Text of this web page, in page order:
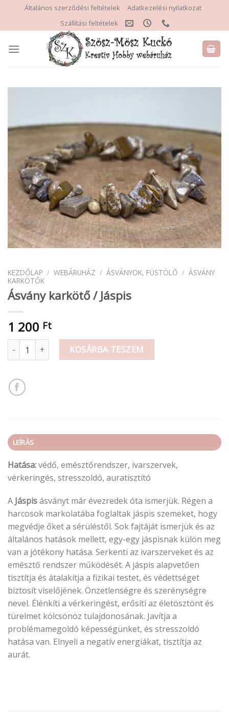
content
Általános szerződési feltételek
Adatkezelési nyilatkozat
Szállítási feltételek
KEZDŐLAP / WEBÁRUHÁZ / ÁSVÁNYOK, FÜSTÖLŐ / ÁSVÁNY
KARKÖTŐK
Ásvány karkötő / Jáspis
1 200 Ft
Ásvány karkötő / Jáspis mennyiség
KOSÁRBA TESZEM
LEÍRÁS
Hatása:védő, emésztőrendszer, ivarszervek,
vérkeringés, stresszoldó, auratisztító
A Jáspisásványt már évezredek óta ismerjük. Régen a
harcosok markolatába foglaltak jáspis szemeket, hogy
megvédje őket a sérüléstől. Sok fajtáját ismerjük és az
általános hatások mellett, egy-egy jáspisnak külön meg
van a jótékony hatása. Serkenti az ivarszerveket és az
emésztő rendszer működését. A jáspis alapvetően
tisztítja és átalakítja a fizikai testet, és védettséget
biztosít viselőjének. Önzetlenségre és szerénységre
nevel. Élénkíti a vérkeringést, erősíti az életösztönt és
türelmet kölcsönöz tulajdonosának. Javítja a
problémamegoldó képességünket, és stresszoldó
hatása van. Elnyeli a negatív energiákat, tisztítja az
aurát.